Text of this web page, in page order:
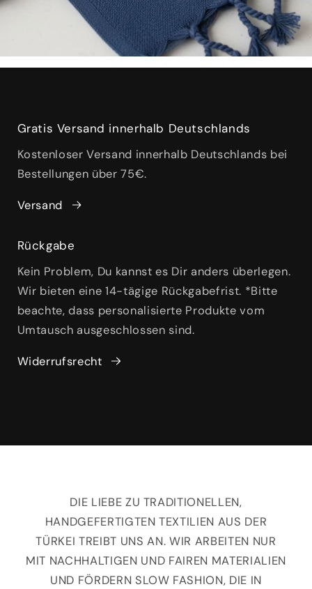
Gratis Versand innerhalb Deutschlands
Kostenloser Versand innerhalb Deutschlands bei
Bestellungen über 75€.
Versand
Rückgabe
Kein Problem, Du kannst es Dir anders überlegen.
Wir bieten eine 14-tägige Rückgabefrist. *Bitte
beachte, dass personalisierte Produkte vom
Umtausch ausgeschlossen sind.
Widerrufsrecht
DIE LIEBE ZU TRADITIONELLEN,
HANDGEFERTIGTEN TEXTILIEN AUS DER
TÜRKEI TREIBT UNS AN. WIR ARBEITEN NUR
MIT NACHHALTIGEN UND FAIREN MATERIALIEN
UND FÖRDERN SLOW FASHION, DIE IN